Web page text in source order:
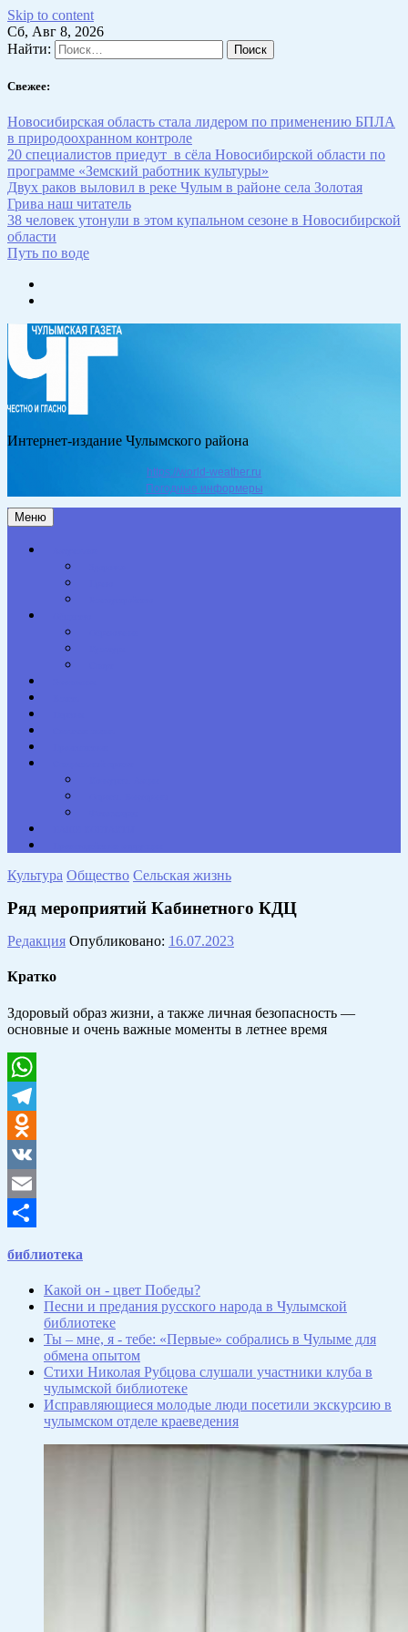
Skip to content
Сб, Авг 8, 2026
Найти:
Свежее:
Новосибирская область стала лидером по применению БПЛА
в природоохранном контроле
20 специалистов приедут в сёла Новосибирской области по
программе «Земский работник культуры»
Двух раков выловил в реке Чулым в районе села Золотая
Грива наш читатель
38 человек утонули в этом купальном сезоне в Новосибирской
области
Путь по воде
Интернет-издание Чулымского района
https://world-weather.ru
Погодные информеры
Меню
Культура Общество Сельская жизнь
Ряд мероприятий Кабинетного КДЦ
Редакция Опубликовано: 16.07.2023
Кратко
Здоровый образ жизни, а также личная безопасность —
основные и очень важные моменты в летнее время
WhatsApp
Telegram
Odnoklassniki
VK
Email
библиотека
Какой он - цвет Победы?
Песни и предания русского народа в Чулымской
библиотеке
Ты – мне, я - тебе: «Первые» собрались в Чулыме для
обмена опытом
Стихи Николая Рубцова слушали участники клуба в
чулымской библиотеке
Исправляющиеся молодые люди посетили экскурсию в
чулымском отделе краеведения